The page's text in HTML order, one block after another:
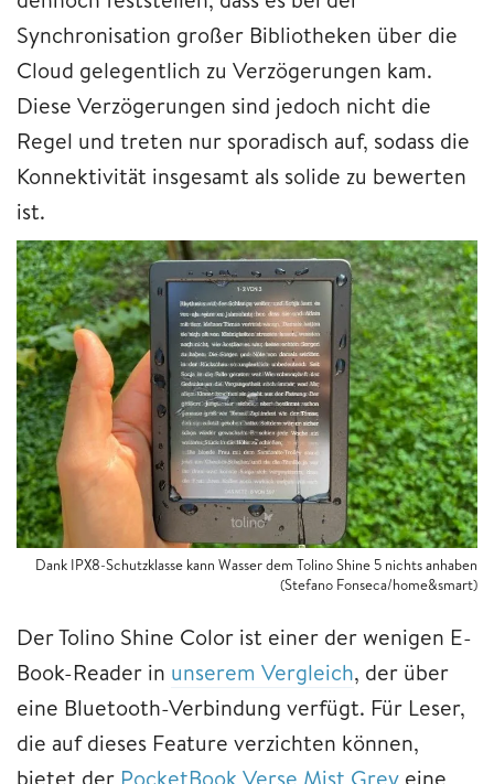
Synchronisation großer Bibliotheken über die
Cloud gelegentlich zu Verzögerungen kam.
Diese Verzögerungen sind jedoch nicht die
Regel und treten nur sporadisch auf, sodass die
Konnektivität insgesamt als solide zu bewerten
ist.
Dank IPX8-Schutzklasse kann Wasser dem Tolino Shine 5 nichts anhaben
(Stefano Fonseca/home&smart)
Der Tolino Shine Color ist einer der wenigen E-
Book-Reader in unserem Vergleich, der über
eine Bluetooth-Verbindung verfügt. Für Leser,
die auf dieses Feature verzichten können,
bietet der PocketBook Verse Mist Grey eine